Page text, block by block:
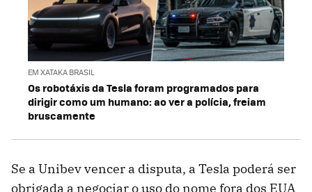
EM XATAKA BRASIL
Os robotáxis da Tesla foram programados para
dirigir como um humano: ao ver a polícia, freiam
bruscamente
Se a Unibev vencer a disputa, a Tesla poderá ser
obrigada a negociar o uso do nome fora dos EUA